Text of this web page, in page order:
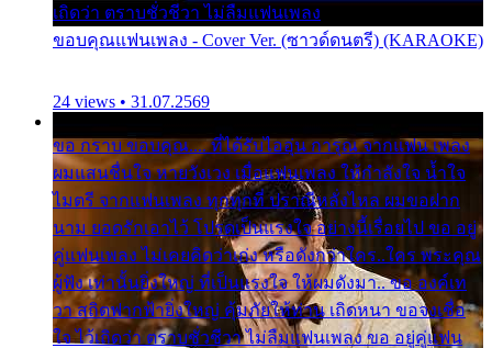
เถิดว่า ตราบชั่วชีวา ไม่ลืมแฟนเพลง
ขอบคุณแฟนเพลง - Cover Ver. (ซาวด์ดนตรี) (KARAOKE)
24 views • 31.07.2569
ขอ กราบ ขอบคุณ.... ที่ได้รับไออุ่น การุณ จากแฟน เพลง
ผมแสนชื่นใจ หายวังเวง เมื่อแฟนเพลง ให้กำลังใจ น้ำใจ
ไมตรี จากแฟนเพลง ทุกทุกที่ ปราณีหลั่งไหล ผมขอฝาก
นาม ยอดรักเอาไว้ โปรดเป็นแรงใจ อย่างนี้เรื่อยไป ขอ อยู่
คู่แฟนเพลง ไม่เคยคิดว่าเก่ง หรือดังกว่าใคร..ใคร พระคุณ
ผู้ฟัง เท่านั้นยิ่งใหญ่ ที่เป็นแรงใจ ให้ผมดังมา.. ขอ องค์เท
วา สถิตฟากฟ้ายิ่งใหญ่ คุ้มภัยให้ท่าน เถิดหนา ขอจงเชื่อ
ใจ ไว้เถิดว่า ตราบชั่วชีวา ไม่ลืมแฟนเพลง ขอ อยู่คู่แฟน